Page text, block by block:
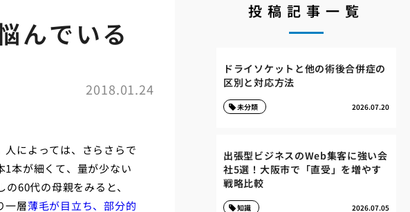
んでいる
2018.01.24
によっては、さらさらで
1本が細くて、量が少ない
60代の母親をみると、
一層薄毛が目立ち、部分的
投稿記事一覧
ドライソケットと他の術後合併症の
区別と対応方法
2026.07.20
未分類
出張型ビジネスのWeb集客に強い会
社5選！大阪市で「直受」を増やす
戦略比較
2026.07.05
知識